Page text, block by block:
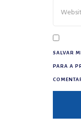
SALVAR
PARA A